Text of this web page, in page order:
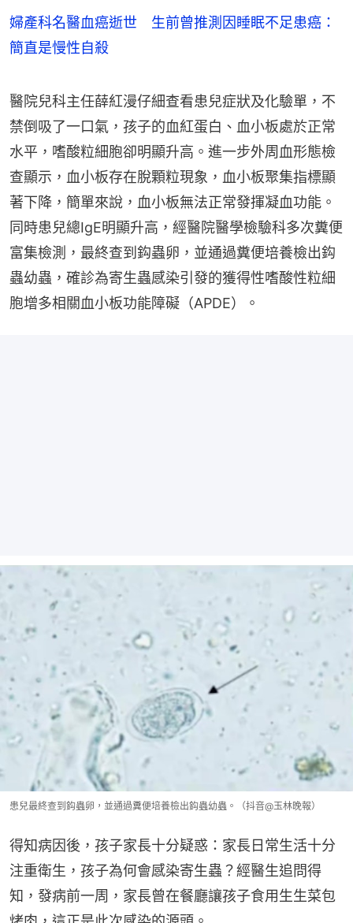
婦產科名醫血癌逝世 生前曾推測因睡眠不足患癌：
簡直是慢性自殺
醫院兒科主任薛紅漫仔細查看患兒症狀及化驗單，不
禁倒吸了一口氣，孩子的血紅蛋白、血小板處於正常
水平，嗜酸粒細胞卻明顯升高。進一步外周血形態檢
查顯示，血小板存在脫顆粒現象，血小板聚集指標顯
著下降，簡單來說，血小板無法正常發揮凝血功能。
同時患兒總IgE明顯升高，經醫院醫學檢驗科多次糞便
富集檢測，最終查到鈎蟲卵，並通過糞便培養檢出鈎
蟲幼蟲，確診為寄生蟲感染引發的獲得性嗜酸性粒細
胞增多相關血小板功能障礙（APDE）。
患兒最終查到鈎蟲卵，並通過糞便培養檢出鈎蟲幼蟲。（抖音@玉林晚報）
得知病因後，孩子家長十分疑惑：家長日常生活十分
注重衛生，孩子為何會感染寄生蟲？經醫生追問得
知，發病前一周，家長曾在餐廳讓孩子食用生生菜包